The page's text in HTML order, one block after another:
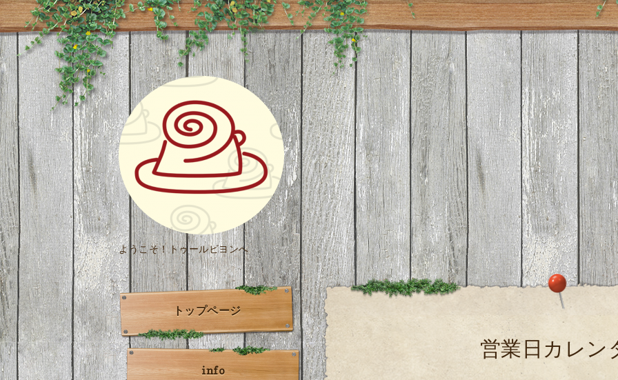
ようこそ！トゥールビヨンへ
営業日カレン
トップページ
info